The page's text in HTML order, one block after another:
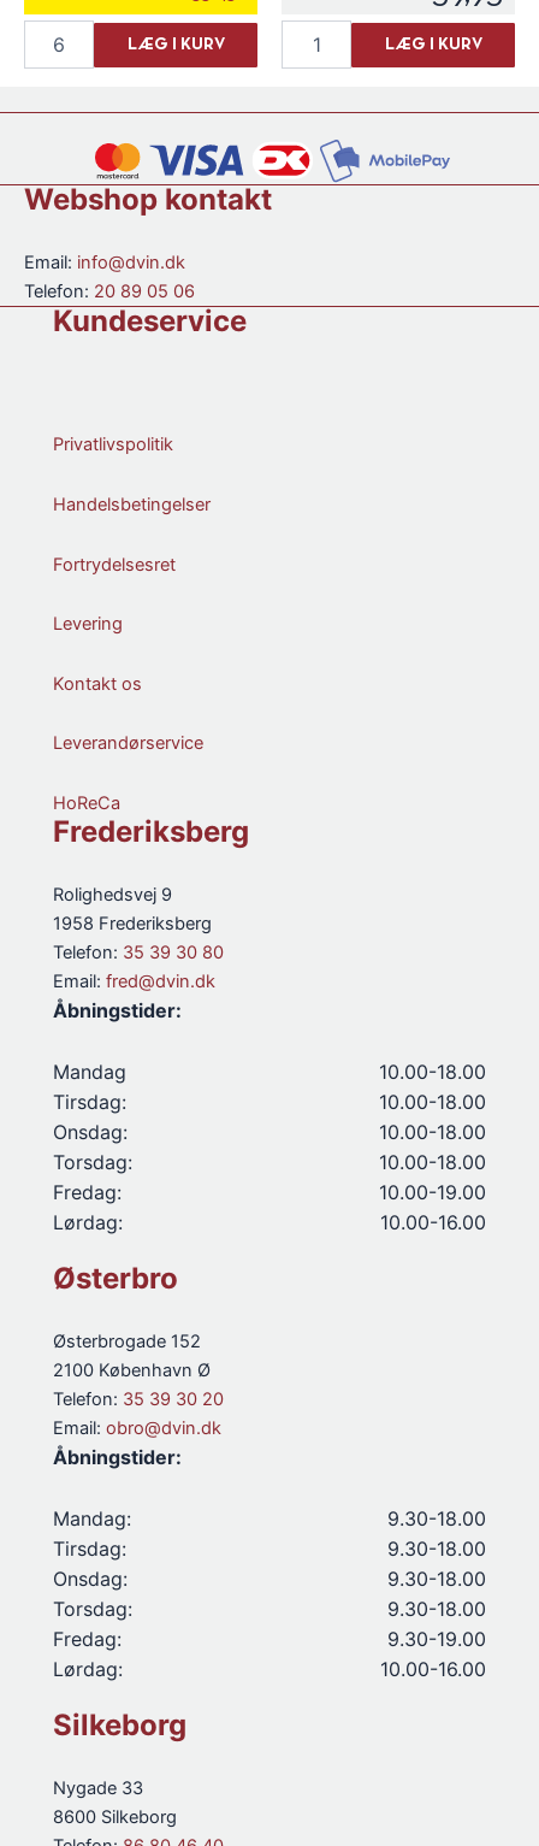
Rosso
LÆG I KURV
Cantina
Alcohol
Free
LÆG I KURV
Webshop kontakt
Email: info@dvin.dk
Telefon: 20 89 05 06
Kundeservice
Privatlivspolitik
Handelsbetingelser
Fortrydelsesret
Levering
Kontakt os
Leverandørservice
HoReCa
Frederiksberg
Rolighedsvej 9
1958 Frederiksberg
Telefon: 35 39 30 80
Email: fred@dvin.dk
Åbningstider:
Mandag
10.00-18.00
Tirsdag:
10.00-18.00
Onsdag:
10.00-18.00
Torsdag:
10.00-18.00
Fredag:
10.00-19.00
Lørdag:
10.00-16.00
Østerbro
Østerbrogade 152
2100 København Ø
Telefon: 35 39 30 20
Email: obro@dvin.dk
Åbningstider:
Mandag:
9.30-18.00
Tirsdag:
9.30-18.00
Onsdag:
9.30-18.00
Torsdag:
9.30-18.00
Fredag:
9.30-19.00
Lørdag:
10.00-16.00
Silkeborg
Nygade 33
8600 Silkeborg